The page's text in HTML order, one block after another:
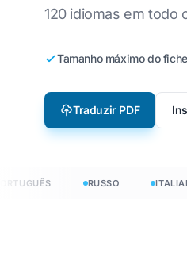
e-Learning Inglês para
Inglês para
Inglês para
120 idiomas em todo
Tamanho máximo do
Traduzir PDF
RUSSO ITALIANO